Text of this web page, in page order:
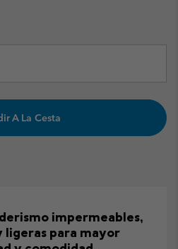
A La Cesta
impermeables,
para mayor